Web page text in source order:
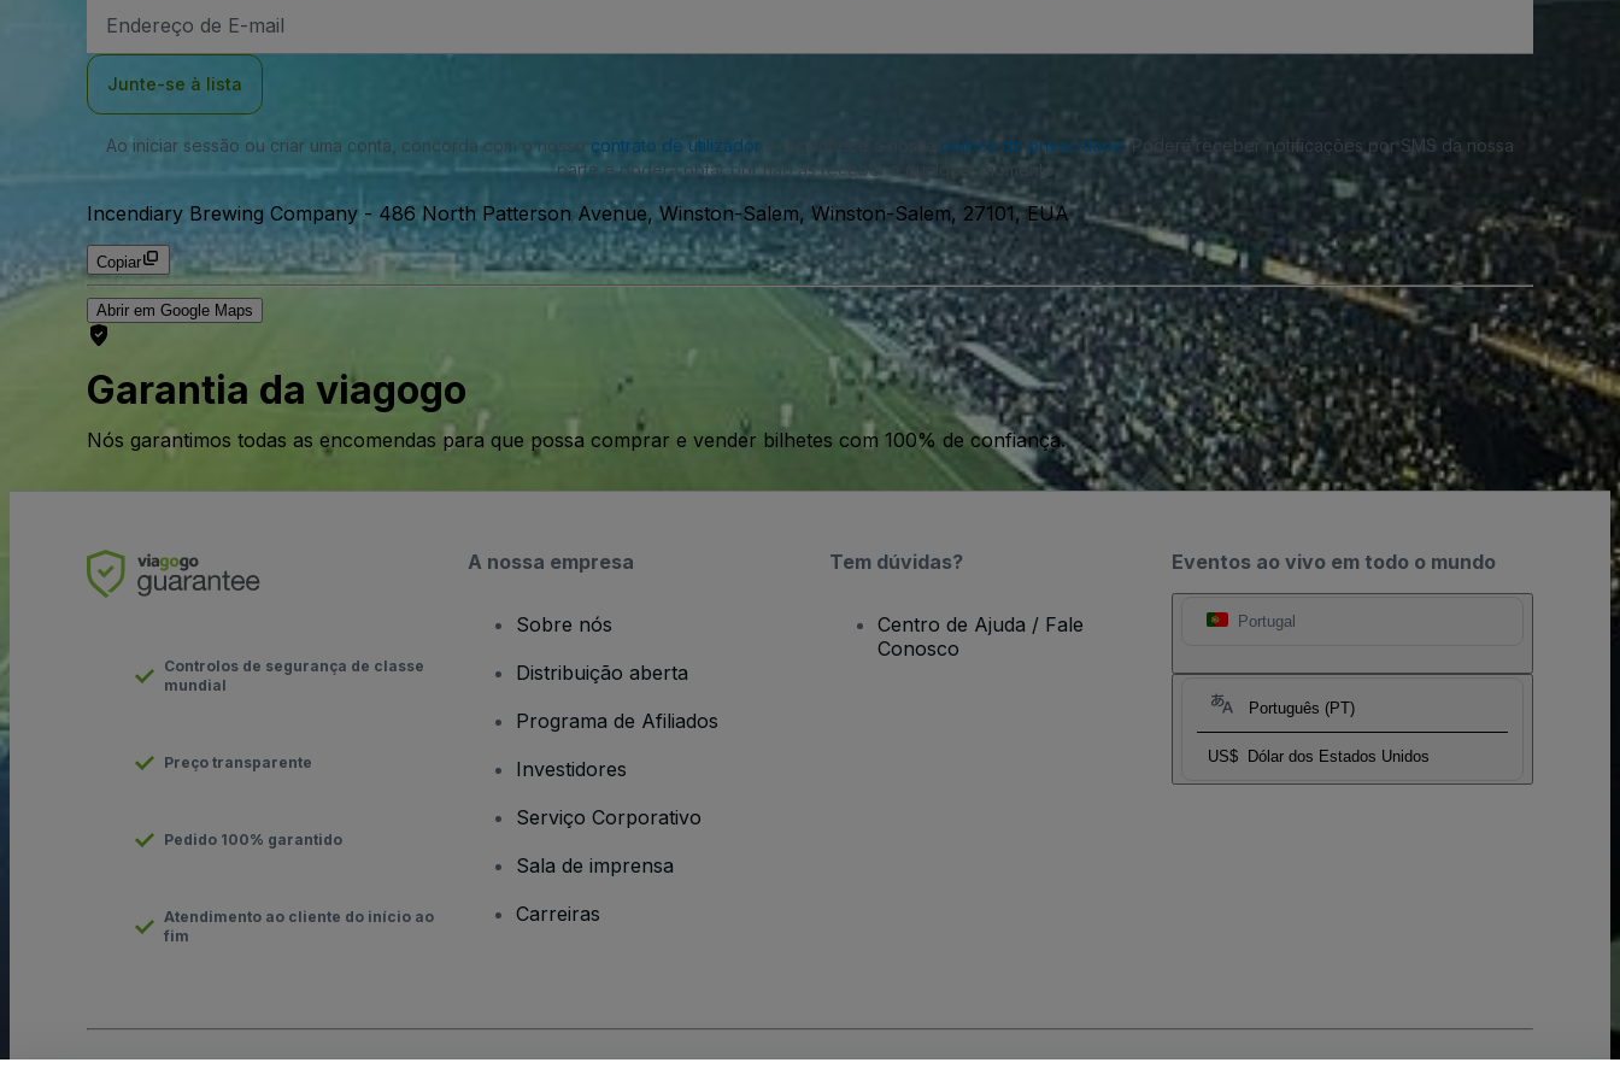
de
Junte-se à lista
Ao iniciar sessão ou criar uma conta, concorda com o nosso contrato de utilizador política de privacidade . Poderá receber notificações por SMS da nossa
parte e poderá optar por não as receber a qualquer momento.
Incendiary Brewing Company - 486 North Patterson Avenue, Winston-Salem, Winston-Salem, 27101, EUA
Copiar
Abrir em Google Maps
Garantia da viagogo
Nós garantimos todas as encomendas para que possa comprar e vender bilhetes com 100% de confiança.
Eventos ao vivo em todo o mundo
Portugal
Português (PT)
US$ Dólar dos Estados Unidos
Controlos de segurança de classe
mundial
Preço transparente
Pedido 100% garantido
Atendimento ao cliente do início ao
fim
A nossa empresa
Sobre nós
Distribuição aberta
Programa de Afiliados
Investidores
Serviço Corporativo
Sala de imprensa
Carreiras
Tem dúvidas?
Centro de Ajuda / Fale
Conosco